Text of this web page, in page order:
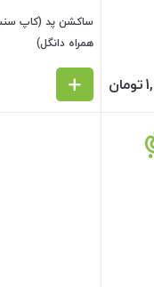
تومان
همراه دانگل)